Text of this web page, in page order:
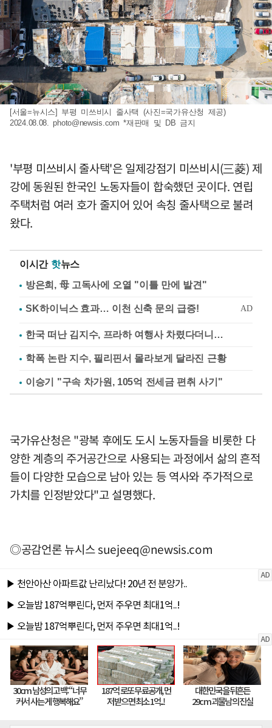
[서울=뉴시스] 부평 미쓰비시 줄사택 (사진=국가유산청 제공)
2024.08.08.photo@newsis.com *재판매 및 DB 금지
'부평 미쓰비시 줄사택'은 일제강점기 미쓰비시(三菱) 제
강에 동원된 한국인 노동자들이 합숙했던 곳이다. 연립
주택처럼 여러 호가 줄지어 있어 속칭 줄사택으로 불려
왔다.
이시간 핫뉴스
방은희, 母 고독사에 오열 "이틀 만에 발견"
한국 떠난 김지수, 프라하 여행사 차렸다더니…
학폭 논란 지수, 필리핀서 몰라보게 달라진 근황
이승기 "구속 차가원, 105억 전세금 편취 사기"
국가유산청은 "광복 후에도 도시 노동자들을 비롯한 다
양한 계층의 주거공간으로 사용되는 과정에서 삶의 흔적
들이 다양한 모습으로 남아 있는 등 역사와 주가적으로
가치를 인정받았다"고 설명했다.
◎공감언론 뉴시스suejeeq@newsis.com